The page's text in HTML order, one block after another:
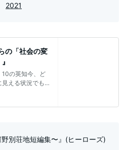
2021
の「社会の変
10の英知今、ど
える状況でも
でまだ
別荘地短編集〜』(ヒーローズ)